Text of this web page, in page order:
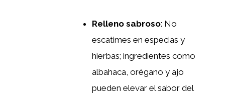
Relleno sabroso: No
escatimes en especias y
hierbas; ingredientes como
albahaca, orégano y ajo
pueden elevar el sabor del